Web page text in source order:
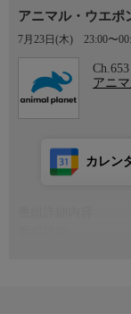
アニマル・ウエポ
7月23日(木) 23:00〜
Ch.653
アニ
カレン